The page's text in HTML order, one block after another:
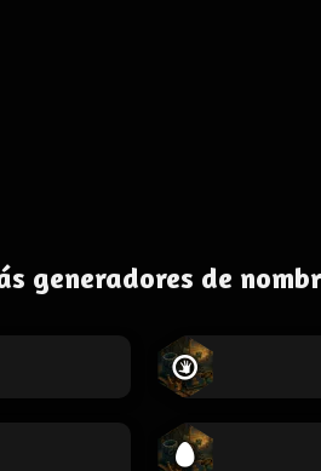
generadores de